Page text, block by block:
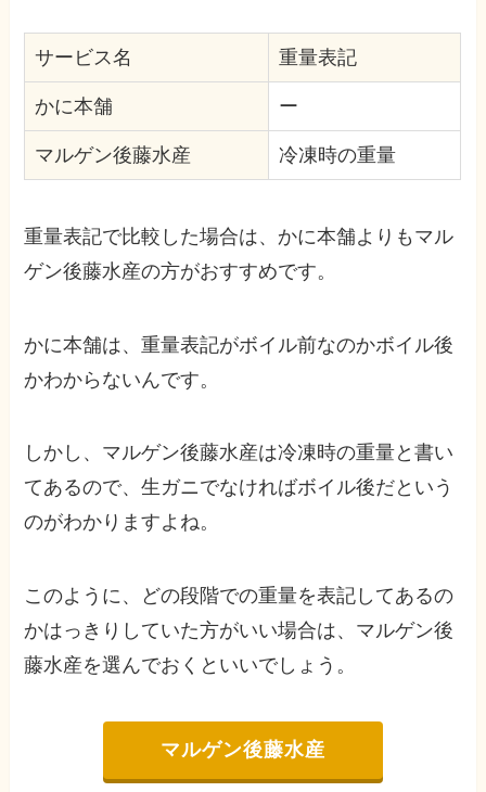
サービス名 重量表記
かに本舗 ー
マルゲン後藤水産 冷凍時の重量
重量表記で比較した場合は、かに本舗よりもマル
ゲン後藤水産の方がおすすめです。
かに本舗は、重量表記がボイル前なのかボイル後
かわからないんです。
しかし、マルゲン後藤水産は冷凍時の重量と書い
てあるので、生ガニでなければボイル後だという
のがわかりますよね。
このように、どの段階での重量を表記してあるの
かはっきりしていた方がいい場合は、マルゲン後
藤水産を選んでおくといいでしょう。
マルゲン後藤水産